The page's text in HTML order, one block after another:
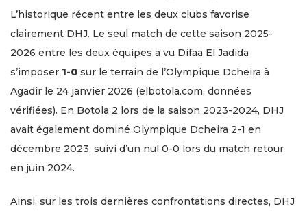
L’historique récent entre les deux clubs favorise
clairement DHJ. Le seul match de cette saison 2025-
2026 entre les deux équipes a vu Difaa El Jadida
s’imposer 1-0 sur le terrain de l’Olympique Dcheira à
Agadir le 24 janvier 2026 (elbotola.com, données
vérifiées). En Botola 2 lors de la saison 2023-2024, DHJ
avait également dominé Olympique Dcheira 2-1 en
décembre 2023, suivi d’un nul 0-0 lors du match retour
en juin 2024.
Ainsi, sur les trois dernières confrontations directes, DHJ